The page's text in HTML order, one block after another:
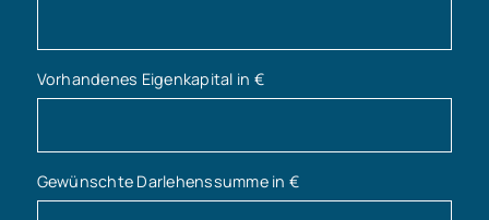
Vorhandenes Eigenkapital in €
Gewünschte Darlehenssumme in €